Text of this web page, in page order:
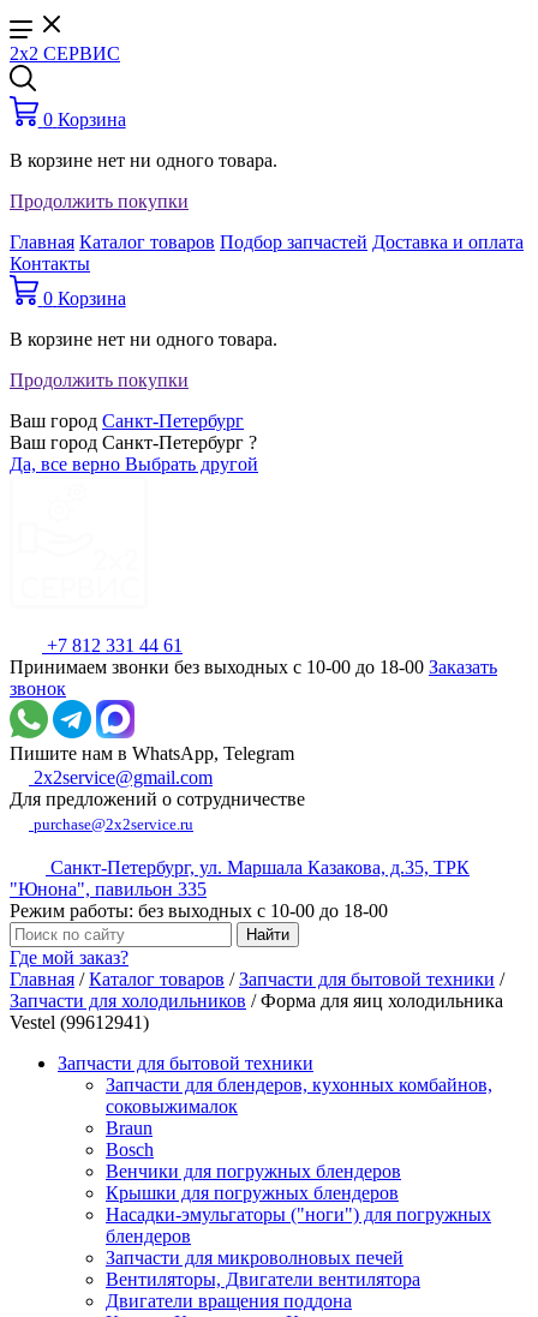
2x2 СЕРВИС
0 Корзина
В корзине нет ни одного товара.
Продолжить покупки
Главная Каталог товаров Подбор запчастей Доставка и оплата
Контакты
0 Корзина
В корзине нет ни одного товара.
Продолжить покупки
Ваш город Санкт-Петербург
Ваш город Санкт-Петербург ?
Да, все верно Выбрать другой
+7 812 331 44 61
Принимаем звонки без выходных с 10-00 до 18-00 Заказать
звонок
Пишите нам в WhatsApp, Telegram
2x2service@gmail.com
Для предложений о сотрудничестве
purchase@2x2service.ru
Санкт-Петербург, ул. Маршала Казакова, д.35, ТРК
"Юнона", павильон 335
Режим работы: без выходных с 10-00 до 18-00
Где мой заказ?
Главная /Каталог товаров /Запчасти для бытовой техники /
Запчасти для холодильников /Форма для яиц холодильника
Vestel (99612941)
Запчасти для бытовой техники
Запчасти для блендеров, кухонных комбайнов,
соковыжималок
Braun
Bosch
Венчики для погружных блендеров
Крышки для погружных блендеров
Насадки-эмульгаторы ("ноги") для погружных
блендеров
Запчасти для микроволновых печей
Вентиляторы, Двигатели вентилятора
Двигатели вращения поддона